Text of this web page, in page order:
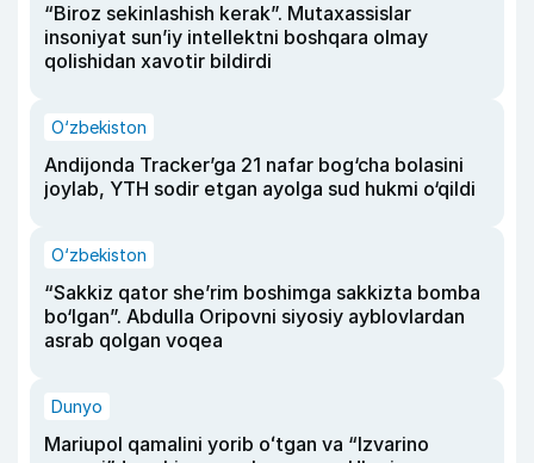
“Biroz sekinlashish kerak”. Mutaxassislar
insoniyat sun’iy intellektni boshqara olmay
qolishidan xavotir bildirdi
O‘zbekiston
Andijonda Tracker’ga 21 nafar bog‘cha bolasini
joylab, YTH sodir etgan ayolga sud hukmi o‘qildi
O‘zbekiston
“Sakkiz qator she’rim boshimga sakkizta bomba
bo‘lgan”. Abdulla Oripovni siyosiy ayblovlardan
asrab qolgan voqea
Dunyo
Mariupol qamalini yorib oʻtgan va “Izvarino